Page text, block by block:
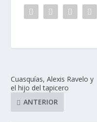
Cuasquías, Alexis Ravelo y
el hijo del tapicero
ANTERIOR